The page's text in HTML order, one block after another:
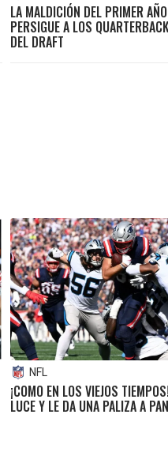
LA MALDICIÓN DEL PRIMER
PERSIGUE A LOS
DEL DRAFT
NFL
¡COMO EN LOS VIEJOS
LUCE Y LE DA UNA PALIZA A